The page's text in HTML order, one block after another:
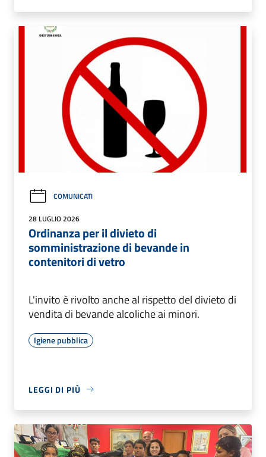
COMUNICATI
28 LUGLIO 2026
Ordinanza per il divieto di
somministrazione di bevande in
contenitori di vetro
L'invito è rivolto anche al rispetto del divieto di
vendita di bevande alcoliche ai minori.
Igiene pubblica
LEGGI DI PIÙ